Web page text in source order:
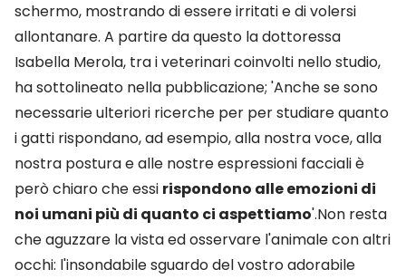
schermo, mostrando di essere irritati e di volersi
allontanare. A partire da questo la dottoressa
Isabella Merola, tra i veterinari coinvolti nello studio,
ha sottolineato nella pubblicazione; 'Anche se sono
necessarie ulteriori ricerche per per studiare quanto
i gatti rispondano, ad esempio, alla nostra voce, alla
nostra postura e alle nostre espressioni facciali è
però chiaro che essi rispondono alle emozioni di
noi umani più di quanto ci aspettiamo'.Non resta
che aguzzare la vista ed osservare l'animale con altri
occhi: l'insondabile sguardo del vostro adorabile